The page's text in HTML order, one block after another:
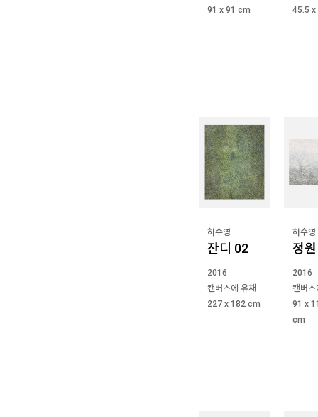
91 x 91 cm
45.5
허수영
잔디 02
2016
캔버스에 유채
227 x 182 cm
허수영
정
2016
캔버스
91 x
cm